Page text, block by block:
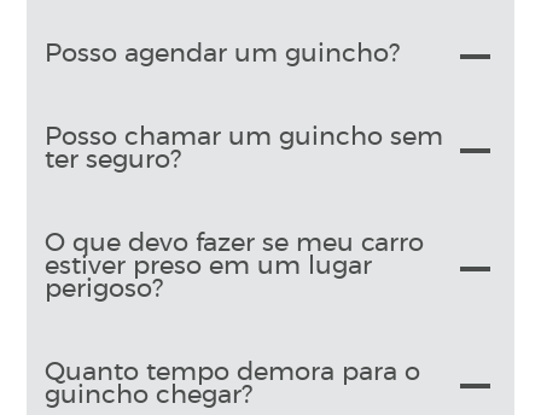
Posso agendar um guincho?
Posso chamar um guincho sem
ter seguro?
O que devo fazer se meu carro
estiver preso em um lugar
perigoso?
Quanto tempo demora para o
guincho chegar?